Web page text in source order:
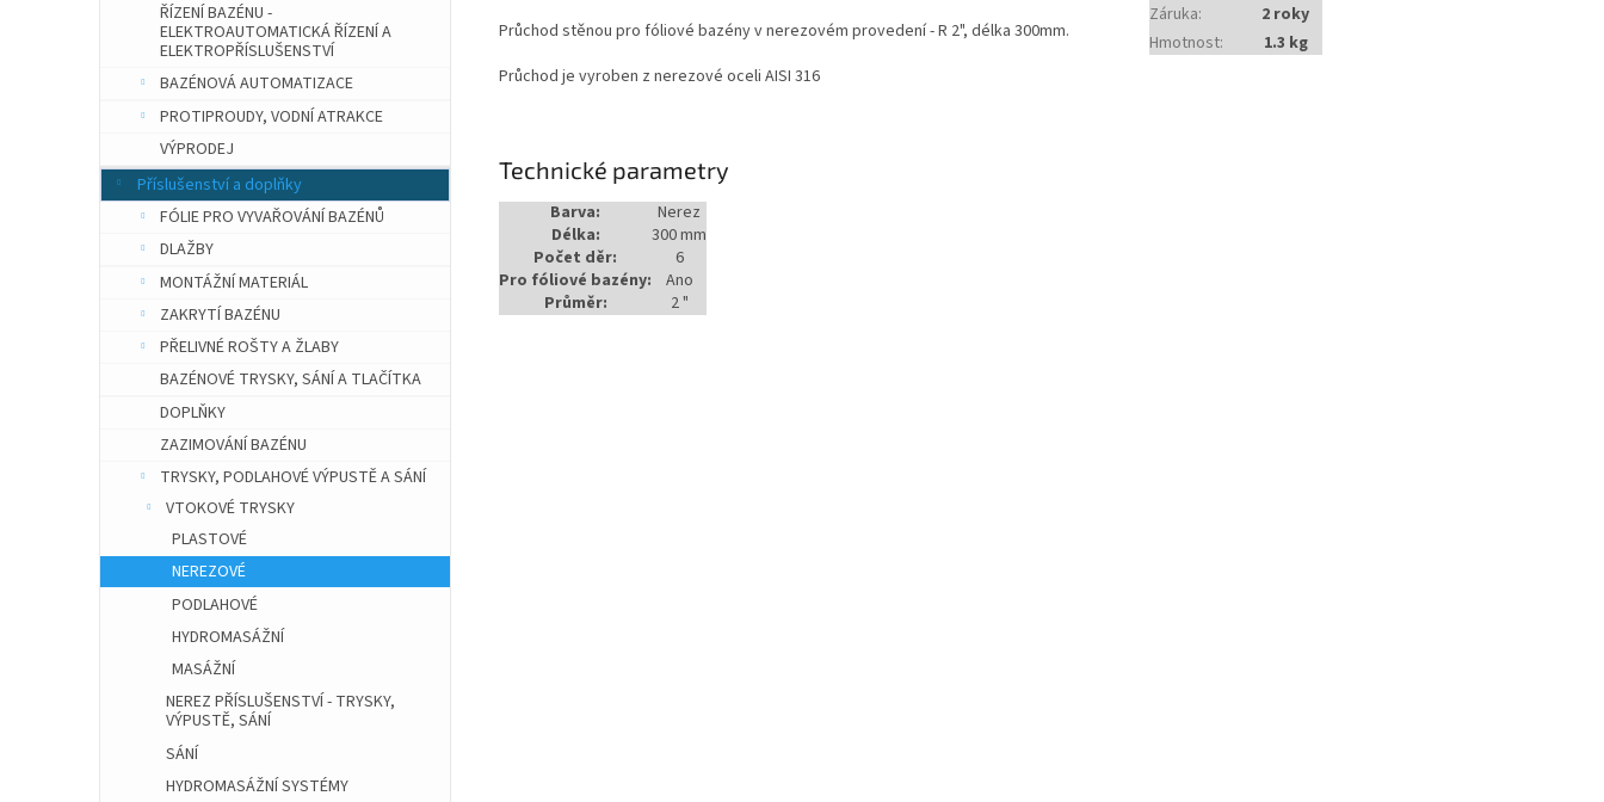
ŘÍZENÍ BAZÉNU -
ELEKTROAUTOMATICKÁ ŘÍZENÍ A
ELEKTROPŘÍSLUŠENSTVÍ
BAZÉNOVÁ AUTOMATIZACE
PROTIPROUDY, VODNÍ ATRAKCE
VÝPRODEJ
Příslušenství a doplňky
FÓLIE PRO VYVAŘOVÁNÍ BAZÉNŮ
DLAŽBY
MONTÁŽNÍ MATERIÁL
ZAKRYTÍ BAZÉNU
PŘELIVNÉ ROŠTY A ŽLABY
BAZÉNOVÉ TRYSKY, SÁNÍ A TLAČÍTKA
DOPLŇKY
ZAZIMOVÁNÍ BAZÉNU
TRYSKY, PODLAHOVÉ VÝPUSTĚ A SÁNÍ
VTOKOVÉ TRYSKY
PLASTOVÉ
NEREZOVÉ
PODLAHOVÉ
HYDROMASÁŽNÍ
MASÁŽNÍ
NEREZ PŘÍSLUŠENSTVÍ - TRYSKY,
VÝPUSTĚ, SÁNÍ
SÁNÍ
HYDROMASÁŽNÍ SYSTÉMY
Průchod stěnou pro fóliové bazény v nerezovém provedení - R 2", délka 300mm.
Průchod je vyroben z nerezové oceli AISI 316
Technické parametry
Barva:
Nerez
Délka:
300 mm
Počet děr:
6
Pro fóliové bazény:
Ano
Průměr:
2 "
Záruka:
2 roky
Hmotnost: 1.3 kg